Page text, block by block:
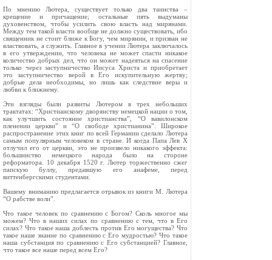
По мнению Лютера, существует только два таинства –
крещение и причащение; остальные пять выдуманы
духовенством, чтобы усилить свою власть над мирянами.
Между тем такой власти вообще не должно существовать, ибо
священник не стоит ближе к Богу, чем мирянин, и призван не
властвовать, а служить. Главное в учении Лютера заключалось
в его утверждении, что человека не может спасти никакое
количество добрых дел, что он может надеяться на спасение
только через заступничество Иисуса Христа и приобретает
это заступничество верой в Его искупительную жертву;
добрые дела необходимы, но лишь как следствие веры и
любви к ближнему.
Эти взгляды были развиты Лютером в трех небольших
трактатах: “Христианскому дворянству немецкой нации о том,
как улучшить состояние христианства”, “О вавилонском
пленении церкви” и “О свободе христианина”. Широкое
распространение этих книг по всей Германии сделало Лютера
самым популярным человеком в стране. И когда Папа Лев Х
отлучил его от церкви, это не произвело никакого эффекта:
большинство немецкого народа было на стороне
реформатора. 10 декабря 1520 г. Лютер торжественно сжег
папскую буллу, предавшую его анафеме, перед
виттенбергскими студентами.
Вашему вниманию предлагается отрывок из книги М. Лютера
“О рабстве воли”.
Что такое человек по сравнению с Богом? Сколь многое мы
можем? Что в наших силах по сравнению с тем, что в Его
силах? Что такое наша доблесть против Его могущества? Что
такое наше знание по сравнению с Его мудростью? Что такое
наша субстанция по сравнению с Его субстанцией? Главное,
что такое все наше перед всем Его?